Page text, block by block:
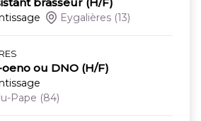
Eygalières (13)
ou DNO (H/F)
Pape (84)